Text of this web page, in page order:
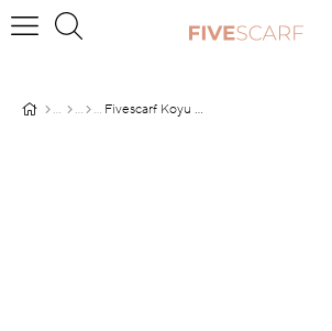
Fivescarf Koyu Yeşil Geometrik Desen Craze Comfort Şal